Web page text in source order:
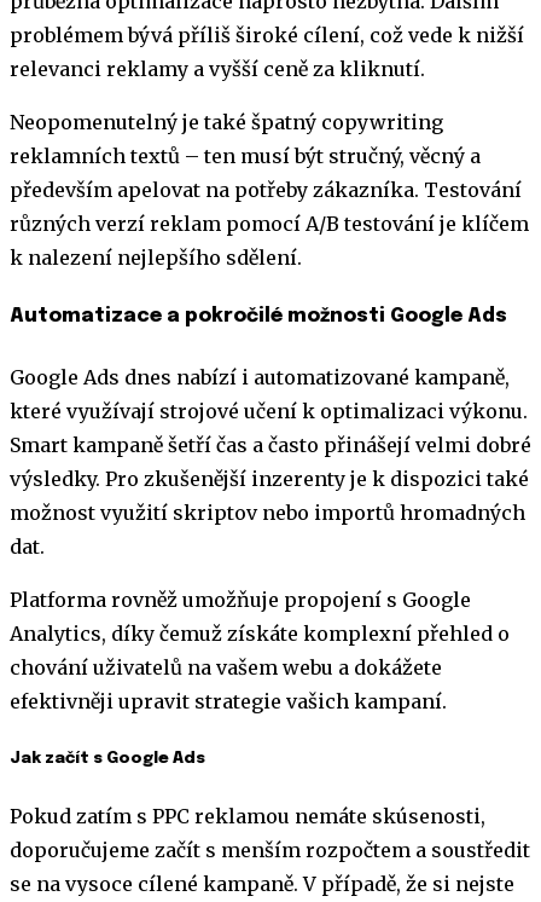
problémem bývá příliš široké cílení, což vede k nižší
relevanci reklamy a vyšší ceně za kliknutí.
Neopomenutelný je také špatný copywriting
reklamních textů – ten musí být stručný, věcný a
především apelovat na potřeby zákazníka. Testování
různých verzí reklam pomocí A/B testování je klíčem
k nalezení nejlepšího sdělení.
Automatizace a pokročilé možnosti Google Ads
Google Ads dnes nabízí i automatizované kampaně,
které využívají strojové učení k optimalizaci výkonu.
Smart kampaně šetří čas a často přinášejí velmi dobré
výsledky. Pro zkušenější inzerenty je k dispozici také
možnost využití skriptov nebo importů hromadných
dat.
Platforma rovněž umožňuje propojení s Google
Analytics, díky čemuž získáte komplexní přehled o
chování uživatelů na vašem webu a dokážete
efektivněji upravit strategie vašich kampaní.
Jak začít s Google Ads
Pokud zatím s PPC reklamou nemáte skúsenosti,
doporučujeme začít s menším rozpočtem a soustředit
se na vysoce cílené kampaně. V případě, že si nejste